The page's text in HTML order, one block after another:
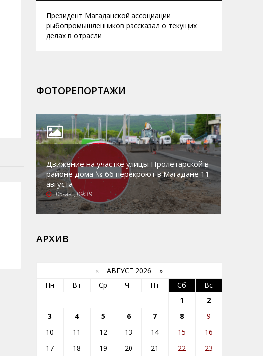
Президент Магаданской ассоциации
рыбопромышленников рассказал о текущих
делах в отрасли
ФОТОРЕПОРТАЖИ
Движение на участке улицы Пролетарской в
районе дома № 66 перекроют в Магадане 11
августа
05-авг, 09:39
АРХИВ
« АВГУСТ 2026 »
Пн
Вт Ср Чт Пт Сб
Вс
1
2
3
4 5 6 7 8
9
10
11 12 13 14 15
16
17
18 19 20 21 22
23